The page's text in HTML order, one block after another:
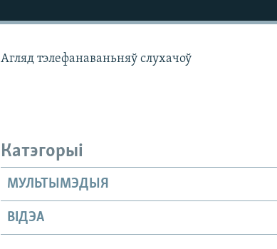
Агляд тэлефанаваньняў слухачоў
Катэгорыі
МУЛЬТЫМЭДЫЯ
ВІДЭА